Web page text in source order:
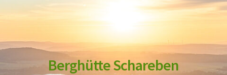
Berghütte Schareben